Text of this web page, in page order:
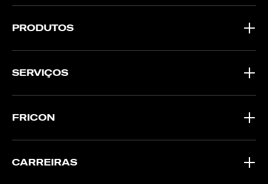
PRODUTOS
SERVIÇOS
FRICON
CARREIRAS